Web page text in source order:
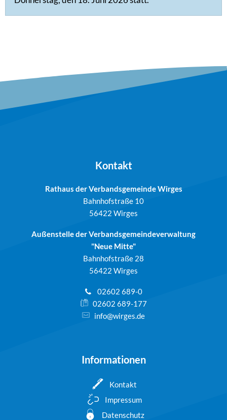
Kontakt
Rathaus der Verbandsgemeinde Wirges
Bahnhofstraße 10
56422 Wirges
Außenstelle der Verbandsgemeindeverwaltung
"Neue Mitte"
Bahnhofstraße 28
56422 Wirges
02602 689-0
02602 689-177
info@wirges.de
Informationen
Kontakt
Impressum
Datenschutz